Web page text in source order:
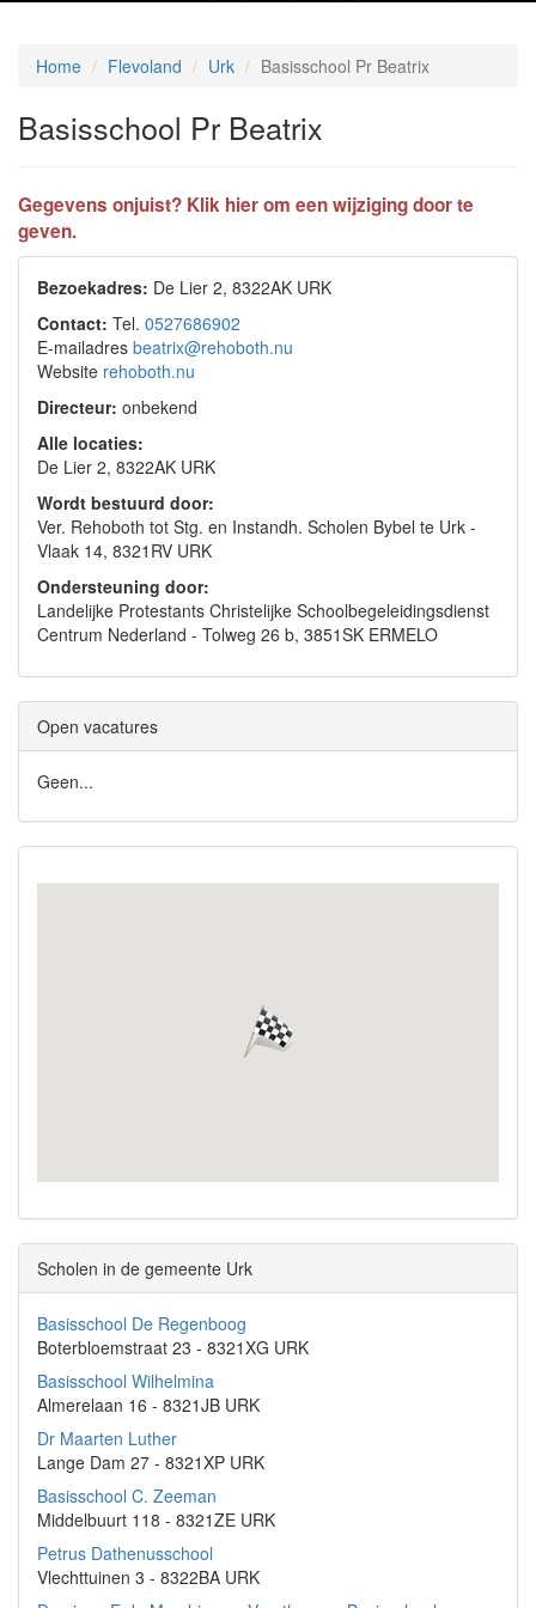
Home Flevoland Urk Basisschool Pr Beatrix
Basisschool Pr Beatrix
Gegevens onjuist? Klik hier om een wijziging door te
geven.
Bezoekadres: De Lier 2, 8322AK URK
Contact: Tel. 0527686902
E-mailadres beatrix@rehoboth.nu
Website rehoboth.nu
Directeur: onbekend
Alle locaties:
De Lier 2, 8322AK URK
Wordt bestuurd door:
Ver. Rehoboth tot Stg. en Instandh. Scholen Bybel te Urk -
Vlaak 14, 8321RV URK
Ondersteuning door:
Landelijke Protestants Christelijke Schoolbegeleidingsdienst
Centrum Nederland - Tolweg 26 b, 3851SK ERMELO
Open vacatures
Geen...
Scholen in de gemeente Urk
Basisschool De Regenboog
Boterbloemstraat 23 - 8321XG URK
Basisschool Wilhelmina
Almerelaan 16 - 8321JB URK
Dr Maarten Luther
Lange Dam 27 - 8321XP URK
Basisschool C. Zeeman
Middelbuurt 118 - 8321ZE URK
Petrus Dathenusschool
Vlechttuinen 3 - 8322BA URK